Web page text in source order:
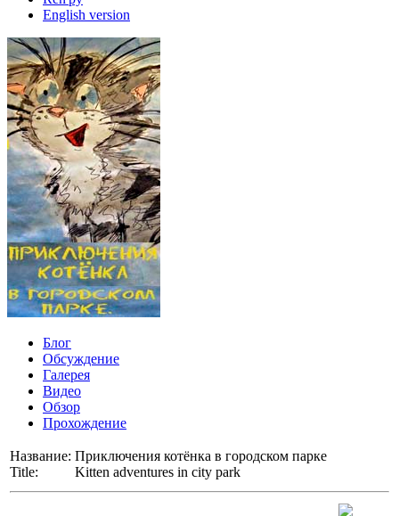
English version
Блог
Обсуждение
Галерея
Видео
Обзор
Прохождение
Название:
Title:
Приключения котёнка в городском парке
Kitten adventures in city park